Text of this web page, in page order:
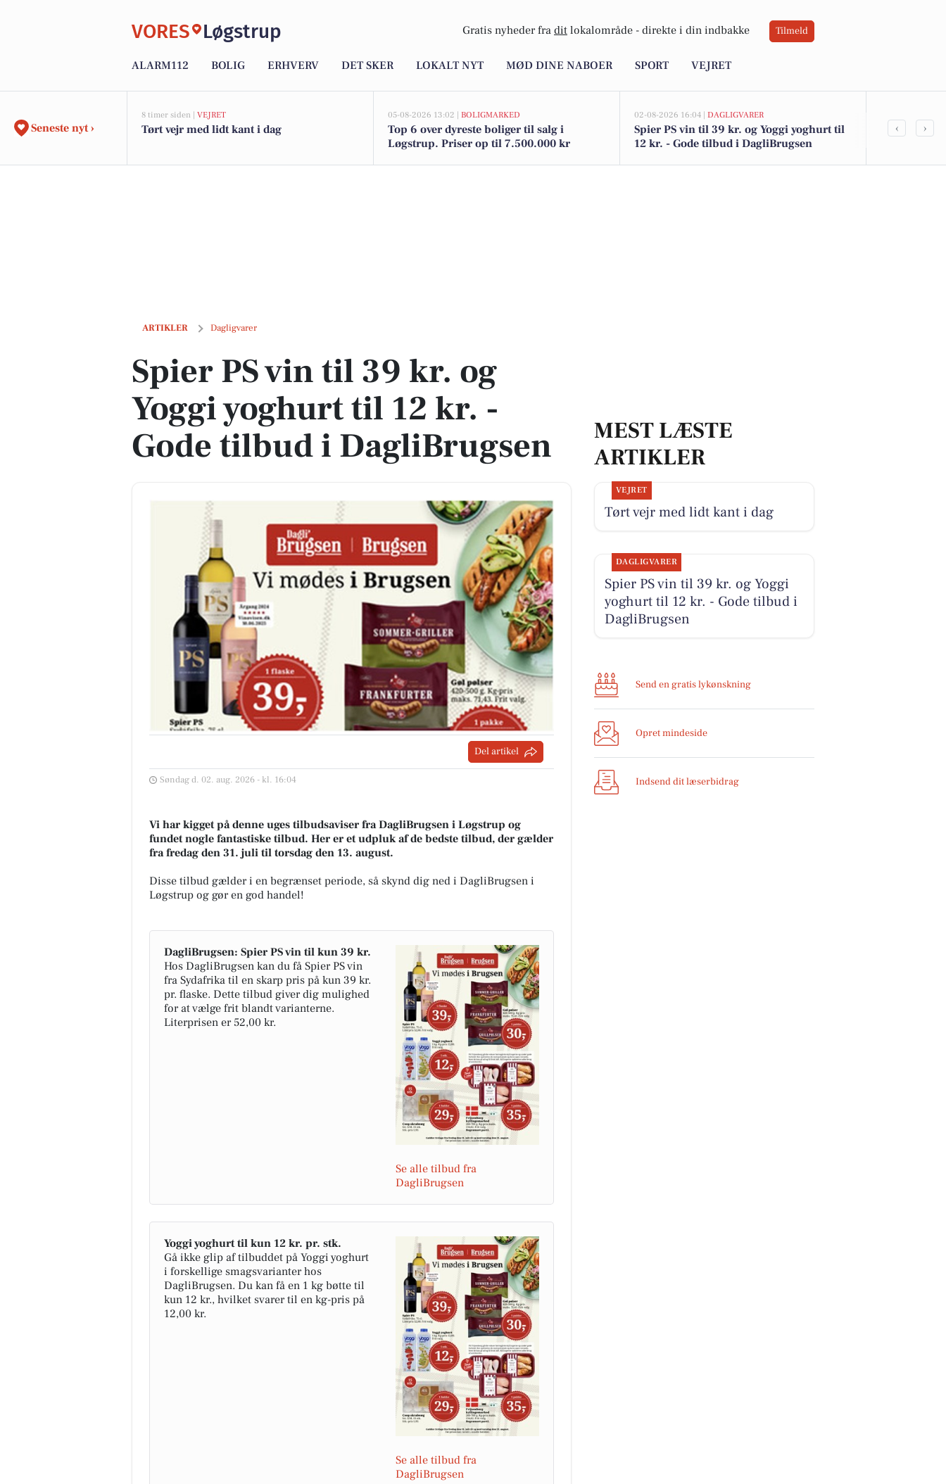
VORES Løgstrup Gratis nyheder fra dit lokalområde - direkte i din indbakke Tilmeld
ALARM112 BOLIG ERHVERV DET SKER LOKALT NYT MØD DINE NABOER SPORT VEJRET
Seneste nyt ›
8 timer siden | VEJRET
Tørt vejr med lidt kant i dag
05-08-2026 13:02 | BOLIGMARKED
Top 6 over dyreste boliger til salg i
Løgstrup. Priser op til 7.500.000 kr
02-08-2026 16:04 | DAGLIGVARER
Spier PS vin til 39 kr. og Yoggi yoghurt til
12 kr. - Gode tilbud i DagliBrugsen
De
‹ ›
ARTIKLER Dagligvarer
Spier PS vin til 39 kr. og Yoggi yoghurt til 12 kr. - Gode tilbud i DagliBrugsen
Spier PS vin til 39 kr. og
Yoggi yoghurt til 12 kr. -
Gode tilbud i DagliBrugsen
Del artikel
Søndag d. 02. aug. 2026 - kl. 16:04
Vi har kigget på denne uges tilbudsaviser fra DagliBrugsen i Løgstrup og
fundet nogle fantastiske tilbud. Her er et udpluk af de bedste tilbud, der gælder
fra fredag den 31. juli til torsdag den 13. august.
Disse tilbud gælder i en begrænset periode, så skynd dig ned i DagliBrugsen i
Løgstrup og gør en god handel!
DagliBrugsen: Spier PS vin til kun 39 kr.
Hos DagliBrugsen kan du få Spier PS vin
fra Sydafrika til en skarp pris på kun 39 kr.
pr. flaske. Dette tilbud giver dig mulighed
for at vælge frit blandt varianterne.
Literprisen er 52,00 kr.
Se alle tilbud fra
DagliBrugsen
Yoggi yoghurt til kun 12 kr. pr. stk.
Gå ikke glip af tilbuddet på Yoggi yoghurt
i forskellige smagsvarianter hos
DagliBrugsen. Du kan få en 1 kg bøtte til
kun 12 kr., hvilket svarer til en kg-pris på
12,00 kr.
Se alle tilbud fra
DagliBrugsen
MEST LÆSTE
ARTIKLER
VEJRET
Tørt vejr med lidt kant i dag
DAGLIGVARER
Spier PS vin til 39 kr. og Yoggi
yoghurt til 12 kr. - Gode tilbud i
DagliBrugsen
Send en gratis lykønskning
Opret mindeside
Indsend dit læserbidrag